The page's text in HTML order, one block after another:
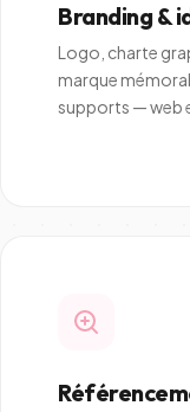
Branding &
Logo, charte
marque
supports — web